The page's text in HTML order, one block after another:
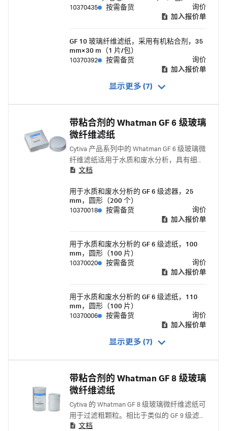
10370435
按需备货
询价
加入报价单
GF 10 玻璃纤维滤纸，采用有机粘合剂，35
mm×30 m（1 片/包）
10370392
按需备货
询价
加入报价单
显示更多 (7)
带粘合剂的 Whatman GF 6 级玻璃
微纤维滤纸
Cytiva 产品系列中的 Whatman GF 6 级玻璃微
纤维滤纸适用于水质和废水分析，具有细微
颗粒截留能力和较高机械强度。
文档
用于水质和废水分析的 GF 6 级滤器，25
mm，圆形（200 个）
10370018
按需备货
询价
加入报价单
用于水质和废水分析的 GF 6 级滤纸，100
mm，圆形（100 片）
10370020
按需备货
询价
加入报价单
用于水质和废水分析的 GF 6 级滤纸，110
mm，圆形（100 片）
10370006
按需备货
询价
加入报价单
显示更多 (7)
带粘合剂的 Whatman GF 8 级玻璃
微纤维滤纸
Cytiva 的 Whatman GF 8 级玻璃微纤维滤纸可
用于过滤粗颗粒。相比于类似的 GF 9 级滤
纸，GF 8 级过滤速度更快，流速更高。
文档